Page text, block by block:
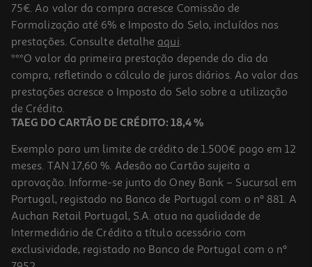
Macbook Air 15" Apple M5/16gb/1tb Sky Blue
2079.99 €/un
2.079,99 €
75€. Ao valor da compra acresce Comissão de
Formalização até 6% e Imposto do Selo, incluídos nas
prestações. Consulte detalhe aqui.
***O valor da primeira prestação depende do dia da
compra, refletindo o cálculo de juros diários. Ao valor das
prestações acresce o Imposto do Selo sobre a utilização
de Crédito.
TAEG DO CARTÃO DE CRÉDITO: 18,4 %
Exemplo para um limite de crédito de 1.500€ pago em 12
meses. TAN 17,60 %. Adesão ao Cartão sujeita a
aprovação. Informe-se junto do Oney Bank – Sucursal em
Portugal, registado no Banco de Portugal com o nº 881. A
Auchan Retail Portugal, S.A. atua na qualidade de
Intermediário de Crédito a título acessório com
exclusividade, registado no Banco de Portugal com o nº